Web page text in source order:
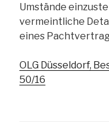
Umstände
vermeintliche
eines
OLG Düsseldorf,
50/16